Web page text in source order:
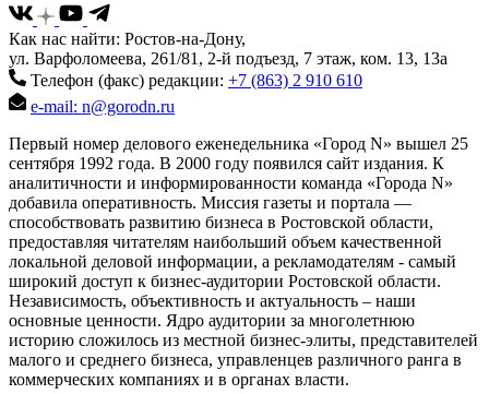
Как нас найти: Ростов-на-Дону,
ул. Варфоломеева, 261/81, 2-й подъезд, 7 этаж, ком. 13, 13а
Телефон (факс) редакции: +7 (863) 2 910 610
e-mail: n@gorodn.ru
Первый номер делового еженедельника «Город N» вышел 25
сентября 1992 года. В 2000 году появился сайт издания. К
аналитичности и информированности команда «Города N»
добавила оперативность. Миссия газеты и портала —
способствовать развитию бизнеса в Ростовской области,
предоставляя читателям наибольший объем качественной
локальной деловой информации, а рекламодателям - самый
широкий доступ к бизнес-аудитории Ростовской области.
Независимость, объективность и актуальность – наши
основные ценности. Ядро аудитории за многолетнюю
историю сложилось из местной бизнес-элиты, представителей
малого и среднего бизнеса, управленцев различного ранга в
коммерческих компаниях и в органах власти.